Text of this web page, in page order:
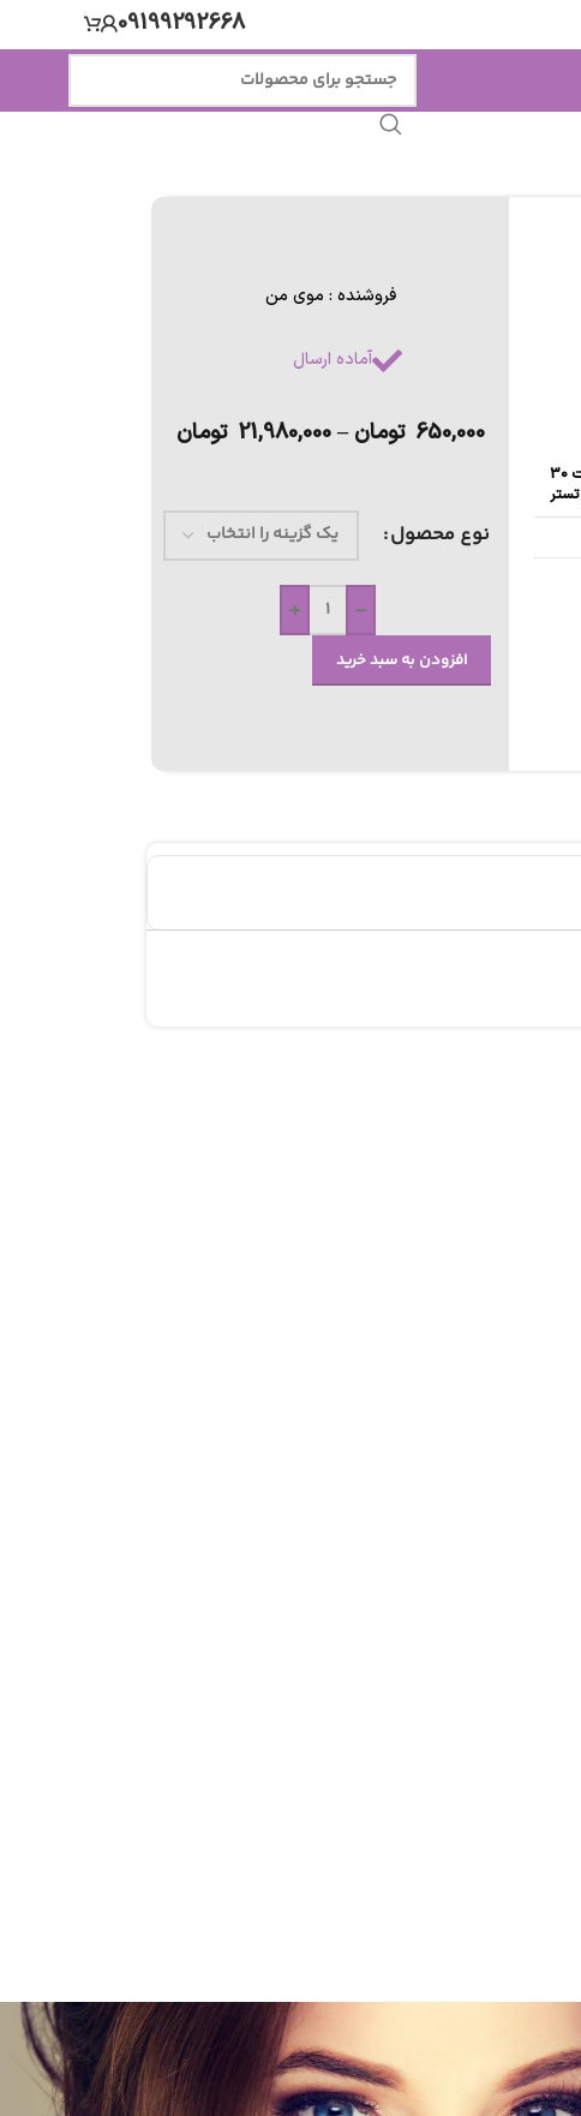
09199292668
دکانت 30
فروشنده : موی من
آماده ارسال
650,000 تومان –
21,980,000 تومان
نوع محصول
-
+
افزودن به سبد خرید